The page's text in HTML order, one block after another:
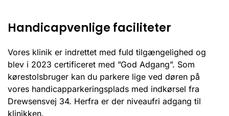
Handicapvenlige faciliteter
Vores klinik er indrettet med fuld tilgængelighed og
blev i 2023 certificeret med ”God Adgang”. Som
kørestolsbruger kan du parkere lige ved døren på
vores handicapparkeringsplads med indkørsel fra
Drewsensvej 34. Herfra er der niveaufri adgang til
klinikken.